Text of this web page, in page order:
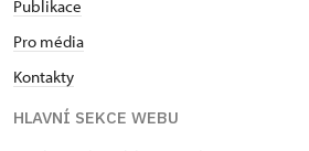
Publikace
Pro média
Kontakty
HLAVNÍ SEKCE WEBU